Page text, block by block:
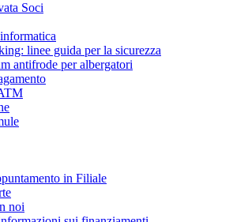
Soci
linee guida per la sicurezza
antifrode per albergatori
in Filiale
noi